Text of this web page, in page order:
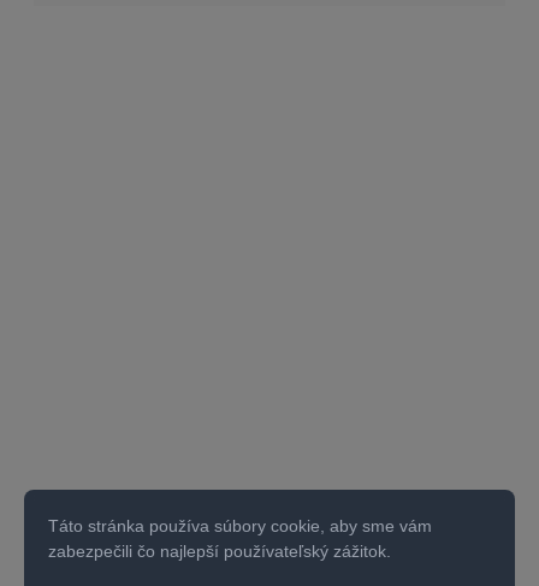
Táto stránka používa súbory cookie, aby sme vám
zabezpečili čo najlepší používateľský zážitok.